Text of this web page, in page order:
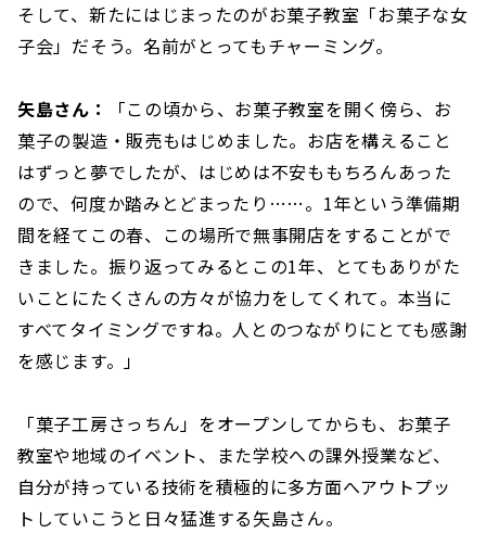
そして、新たにはじまったのがお菓子教室「お菓子な女
子会」だそう。名前がとってもチャーミング。
矢島さん：
「この頃から、お菓子教室を開く傍ら、お
菓子の製造・販売もはじめました。お店を構えること
はずっと夢でしたが、はじめは不安ももちろんあった
ので、何度か踏みとどまったり……。1年という準備期
間を経てこの春、この場所で無事開店をすることがで
きました。振り返ってみるとこの1年、とてもありがた
いことにたくさんの方々が協力をしてくれて。本当に
すべてタイミングですね。人とのつながりにとても感謝
を感じます。」
「菓子工房さっちん」をオープンしてからも、お菓子
教室や地域のイベント、また学校への課外授業など、
自分が持っている技術を積極的に多方面へアウトプッ
トしていこうと日々猛進する矢島さん。